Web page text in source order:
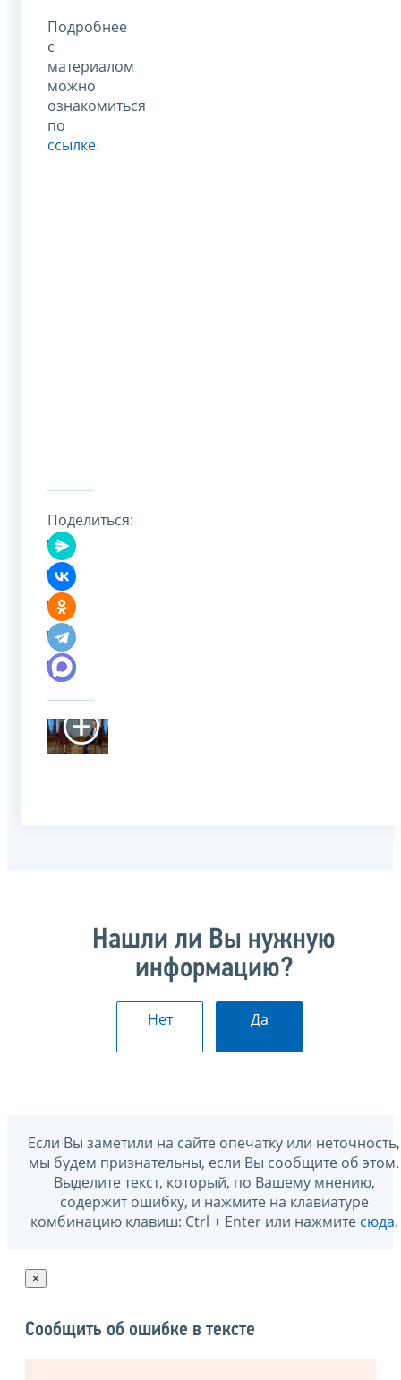
Подробнее
с
материалом
можно
ознакомиться
по
ссылке.
Поделиться:
Нашли ли Вы нужную
информацию?
Нет Да
Если Вы заметили на сайте опечатку или неточность,
мы будем признательны, если Вы сообщите об этом.
Выделите текст, который, по Вашему мнению,
содержит ошибку, и нажмите на клавиатуре
комбинацию клавиш: Ctrl + Enter или нажмите сюда.
×
Сообщить об ошибке в тексте